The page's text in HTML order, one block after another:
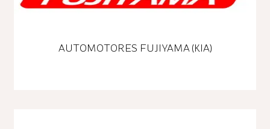
AUTOMOTORES FUJIYAMA (KIA)